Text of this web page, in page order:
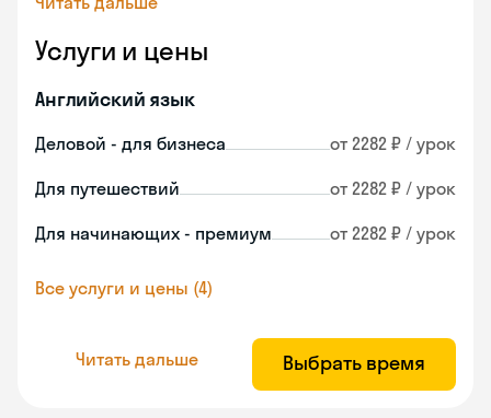
Услуги и цены
Английский язык
Деловой - для бизнеса от 2282 ₽ / урок
Для путешествий от 2282 ₽ / урок
Для начинающих - премиум от 2282 ₽ / урок
Все услуги и цены (4)
Читать дальше Выбрать время